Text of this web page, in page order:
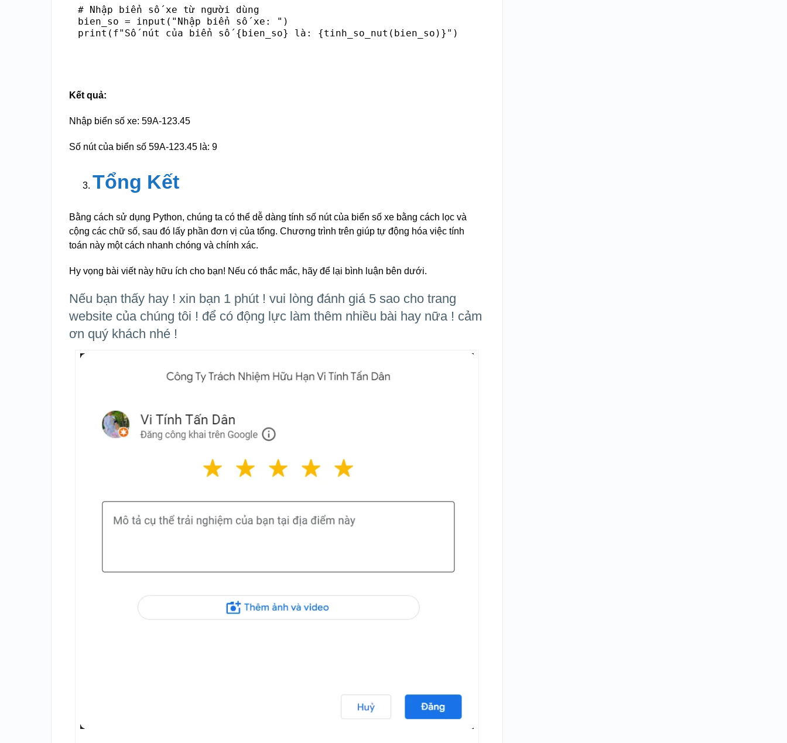
# Nhập biển số xe từ người dùng
bien_so = input("Nhập biển số xe: ")
Kết quả:
Nhập biển số xe: 59A-123.45
Số nút của biển số 59A-123.45 là: 9
Tổng Kết
Bằng cách sử dụng Python, chúng ta có thể dễ dàng tính số nút của biển số xe bằng cách lọc và
cộng các chữ số, sau đó lấy phần đơn vị của tổng. Chương trình trên giúp tự động hóa việc tính
toán này một cách nhanh chóng và chính xác.
Hy vọng bài viết này hữu ích cho bạn! Nếu có thắc mắc, hãy để lại bình luận bên dưới.
Nếu bạn thấy hay ! xin bạn 1 phút ! vui lòng đánh giá 5 sao cho trang
website của chúng tôi ! để có động lực làm thêm nhiều bài hay nữa ! cảm
ơn quý khách nhé !